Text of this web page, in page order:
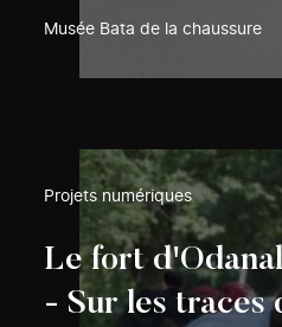
Musée Bata de la chaussure
Projets numériques
Le fort
- Sur les traces